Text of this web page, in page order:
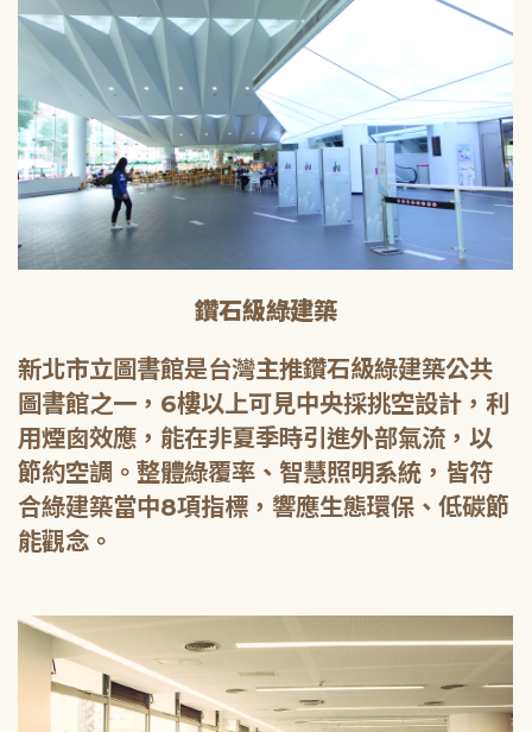
鑽石級綠建築
新北市立圖書館是台灣主推鑽石級綠建築公共
圖書館之一，6樓以上可見中央採挑空設計，利
用煙囪效應，能在非夏季時引進外部氣流，以
節約空調。整體綠覆率、智慧照明系統，皆符
合綠建築當中8項指標，響應生態環保、低碳節
能觀念。